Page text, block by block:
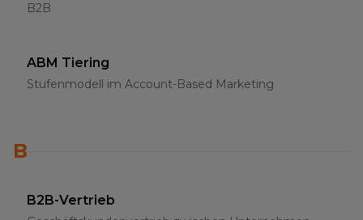
B2B
ABM Tiering
Stufenmodell im Account-Based Marketing
B
B2B-Vertrieb